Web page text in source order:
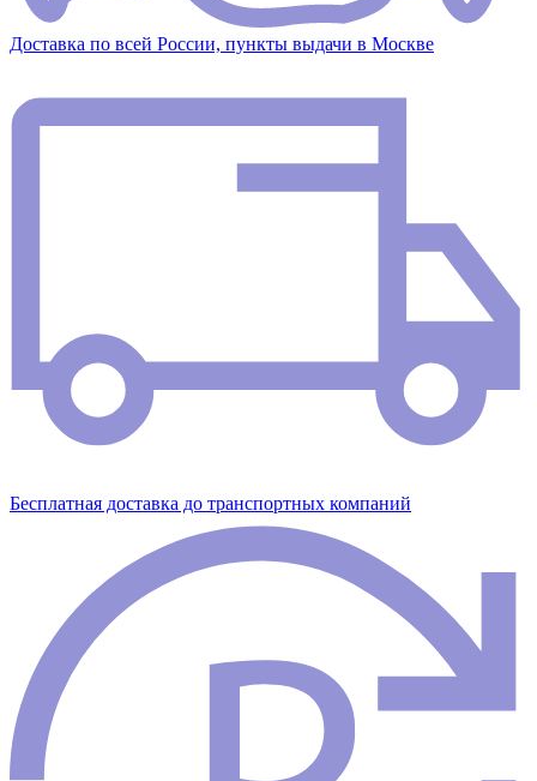
Доставка по всей России, пункты выдачи в Москве
Бесплатная доставка до транспортных компаний